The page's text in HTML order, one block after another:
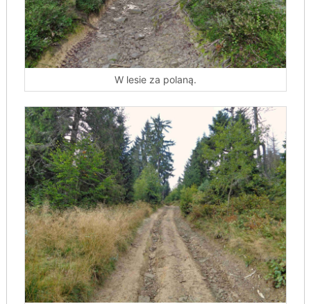
W lesie za polaną.